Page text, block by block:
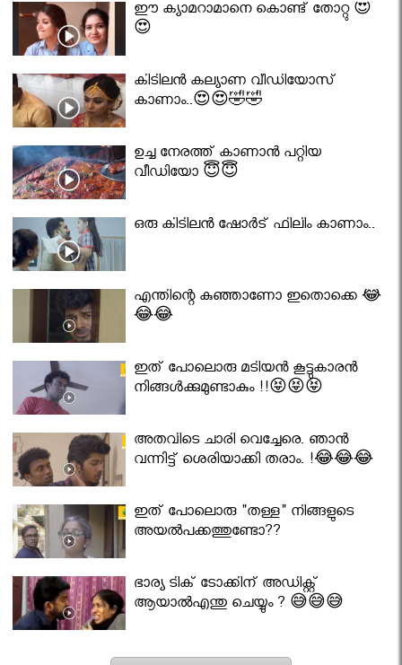
ഈ ക്യാമറാമാനെ കൊണ്ട് തോറ്റു 😍
😍
കിടിലൻ കല്യാണ വീഡിയോസ്
കാണാം..😍😍🤣🤣
ഉച്ച നേരത്ത് കാണാൻ പറ്റിയ
വീഡിയോ 😇😇
ഒരു കിടിലൻ ഷോർട് ഫിലിം കാണാം..
എന്തിന്റെ കുഞ്ഞാണോ ഇതൊക്കെ 😂
😂😂
ഇത് പോലൊരു മടിയൻ കൂട്ടുകാരൻ
നിങ്ങൾക്കുമുണ്ടാകും !!😝😝😝
അതവിടെ ചാരി വെച്ചേരെ. ഞാൻ
വന്നിട്ട് ശെരിയാക്കി തരാം. !😂😂😂
ഇത് പോലൊരു "തള്ള" നിങ്ങളുടെ
അയല്‍പക്കത്തുണ്ടോ??
ഭാര്യ ടിക് ടോക്കിന് അഡിക്റ്റ്
ആയാൽഎന്തു ചെയ്യും ? 😅😅😅